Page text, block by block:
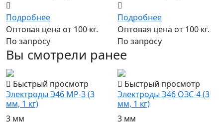
Подробнее
Оптовая цена от 100 кг.
По запросу
Подробнее
Оптовая цена от 100 кг.
По запросу
Вы смотрели ранее
Быстрый просмотр
Электроды Э46 МР-3 (3
мм, 1 кг)
3 мм
Быстрый просмотр
Электроды Э46 ОЗС-4 (3
мм, 1 кг)
3 мм